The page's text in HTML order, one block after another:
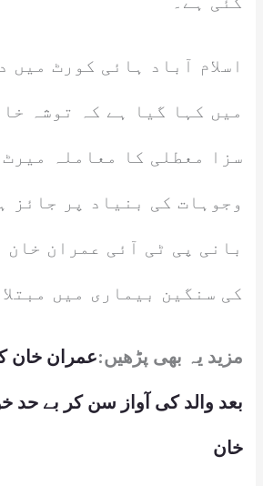
اسلام آباد ہائی کورٹ میں
میں کہا گیا ہے کہ توشہ
سزا معطلی کا معاملہ
وجوہات کی بنیاد پر جائز
بانی پی ٹی آئی عمران خان
کی سنگین بیماری میں
مزید یہ بھی پڑھیں:عمران خان
بعد والد کی آواز سن کر بے حد
خان